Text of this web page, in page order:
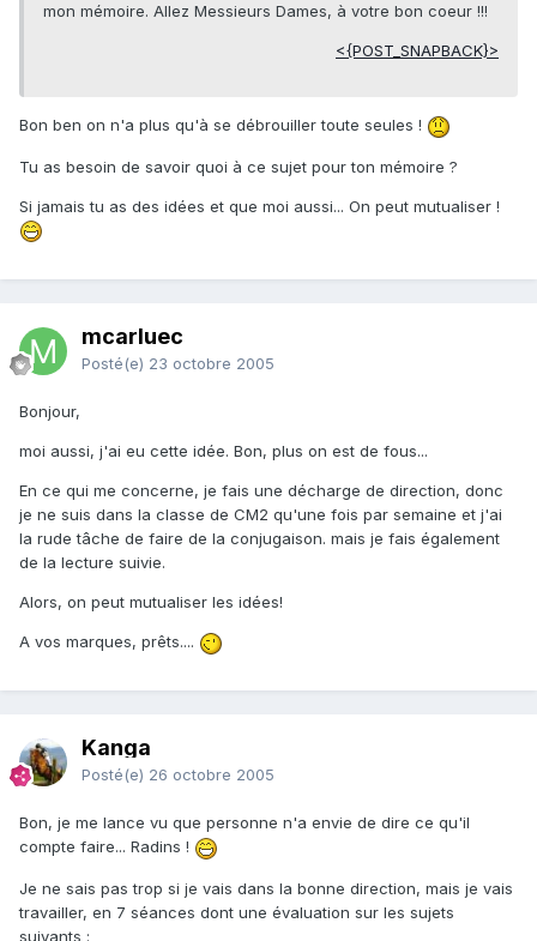
mon mémoire. Allez Messieurs Dames, à votre bon coeur !!!
<{POST_SNAPBACK}>
Bon ben on n'a plus qu'à se débrouiller toute seules !
Tu as besoin de savoir quoi à ce sujet pour ton mémoire ?
Si jamais tu as des idées et que moi aussi... On peut mutualiser !
mcarluec
Posté(e) 23 octobre 2005
Bonjour,
moi aussi, j'ai eu cette idée. Bon, plus on est de fous...
En ce qui me concerne, je fais une décharge de direction, donc
je ne suis dans la classe de CM2 qu'une fois par semaine et j'ai
la rude tâche de faire de la conjugaison. mais je fais également
de la lecture suivie.
Alors, on peut mutualiser les idées!
A vos marques, prêts....
Kanga
Posté(e) 26 octobre 2005
Bon, je me lance vu que personne n'a envie de dire ce qu'il
compte faire... Radins !
Je ne sais pas trop si je vais dans la bonne direction, mais je vais
travailler, en 7 séances dont une évaluation sur les sujets
suivants :